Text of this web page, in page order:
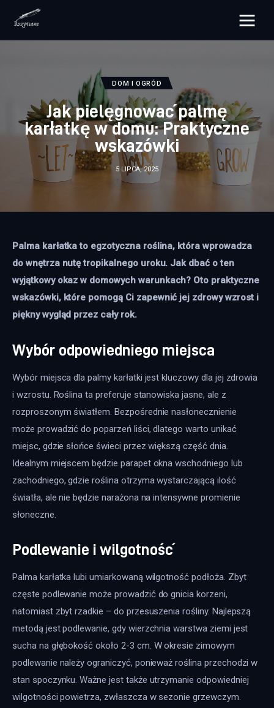
rozpisane.pl
Lifestyle
Zdrowie
Uroda
Dom i ogród
DOM I OGRÓD
Jak pielęgnować palmę
karłatkę w domu: Praktyczne
wskazówki
5 LIPCA, 2025
Palma karłatka to egzotyczna roślina, która wprowadza
do wnętrza nutę tropikalnego uroku. Jak dbać o ten
wyjątkowy okaz w domowych warunkach? Oto praktyczne
wskazówki, które pomogą Ci zapewnić jej zdrowy wzrost i
piękny wygląd przez cały rok.
Wybór odpowiedniego miejsca
Wybór miejsca dla palmy karłatki jest kluczowy dla jej zdrowia
i wzrostu. Roślina ta preferuje stanowiska jasne, ale z
rozproszonym światłem. Bezpośrednie nasłonecznienie
może prowadzić do poparzeń liści, dlatego warto unikać
miejsc, gdzie słońce świeci przez większą część dnia.
Idealnym miejscem będzie parapet okna wschodniego lub
zachodniego, gdzie roślina otrzyma wystarczającą ilość
światła, ale nie będzie narażona na intensywne promienie
słoneczne.
Podlewanie i wilgotność
Palma karłatka lubi umiarkowaną wilgotność podłoża. Zbyt
częste podlewanie może prowadzić do gnicia korzeni,
natomiast zbyt rzadkie – do przesuszenia rośliny. Najlepszą
metodą jest podlewanie, gdy wierzchnia warstwa ziemi jest
sucha na głębokość około 2-3 cm. W okresie zimowym
podlewanie należy ograniczyć, ponieważ roślina przechodzi w
stan spoczynku. Ważne jest także utrzymanie odpowiedniej
wilgotności powietrza, zwłaszcza w sezonie grzewczym.